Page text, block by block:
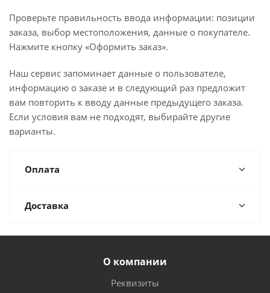
Проверьте правильность ввода информации: позиции
заказа, выбор местоположения, данные о покупателе.
Нажмите кнопку «Оформить заказ».
Наш сервис запоминает данные о пользователе,
информацию о заказе и в следующий раз предложит
вам повторить к вводу данные предыдущего заказа.
Если условия вам не подходят, выбирайте другие
варианты.
Оплата
Доставка
О компании
Реквизиты